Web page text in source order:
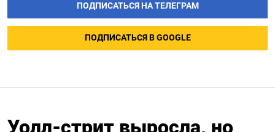
ПОДПИСАТЬСЯ НА ТЕЛЕГРАМ
ПОДПИСАТЬСЯ В GOOGLE
Уолл-стрит выросла, но